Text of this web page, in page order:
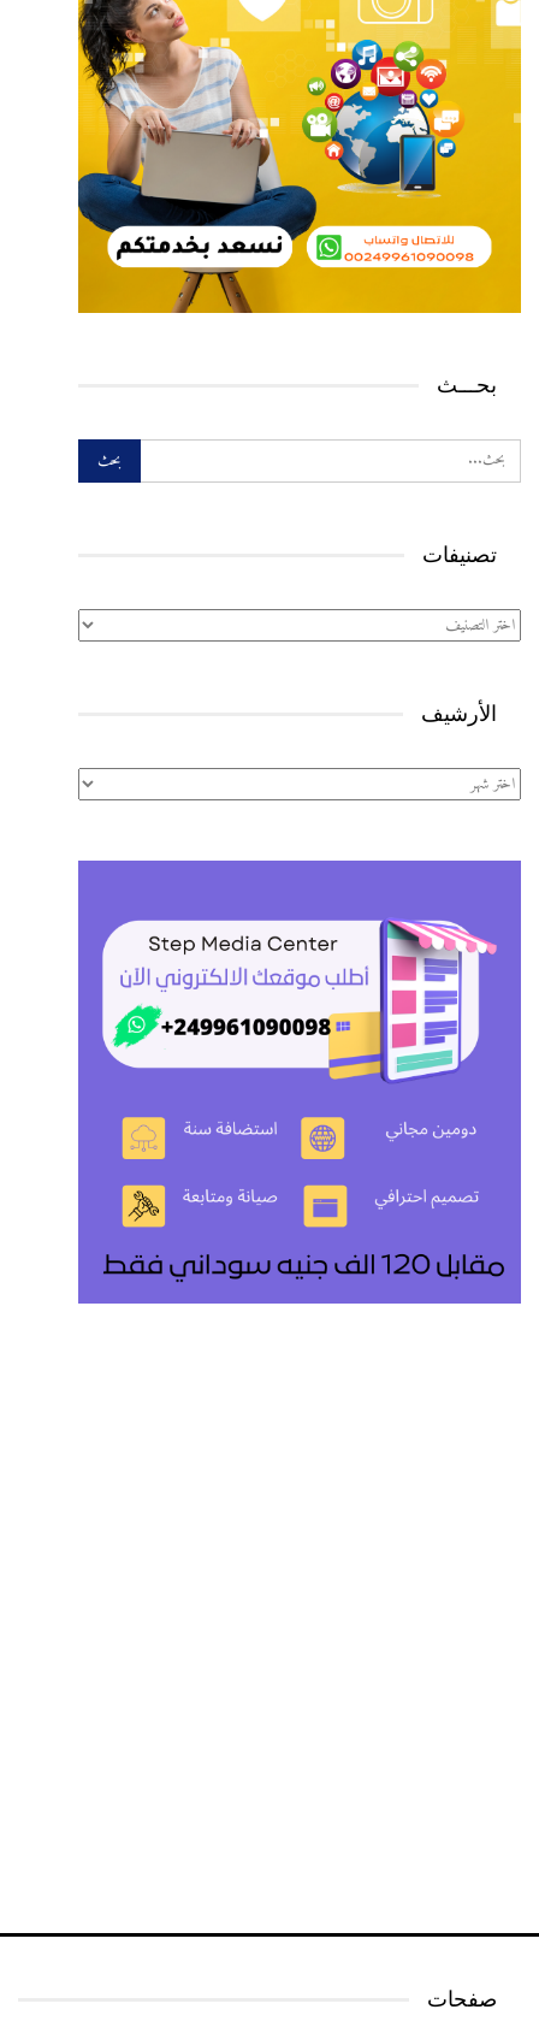
بحـــث
تصنيفات
تصنيفات
الأرشيف
الأرشيف
صفحات